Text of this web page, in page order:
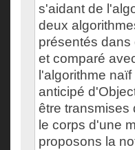
s'aidant de
deux
présentés
et comparé
l'algorithme
anticipé
être transmises
le corps d'une
proposons la